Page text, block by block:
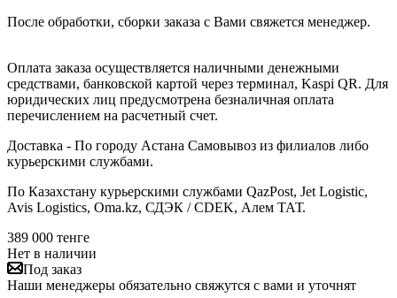
После обработки, сборки заказа с Вами свяжется менеджер.
Оплата заказа осуществляется наличными денежными
средствами, банковской картой через терминал, Kaspi QR. Для
юридических лиц предусмотрена безналичная оплата
перечислением на расчетный счет.
Доставка - По городу Астана Самовывоз из филиалов либо
курьерскими службами.
По Казахстану курьерскими службами QazPost, Jet Logistic,
Avis Logistics, Oma.kz, СДЭК / CDEK, Алем ТАТ.
389 000 тенге
Нет в наличии
Под заказ
Наши менеджеры обязательно свяжутся с вами и уточнят